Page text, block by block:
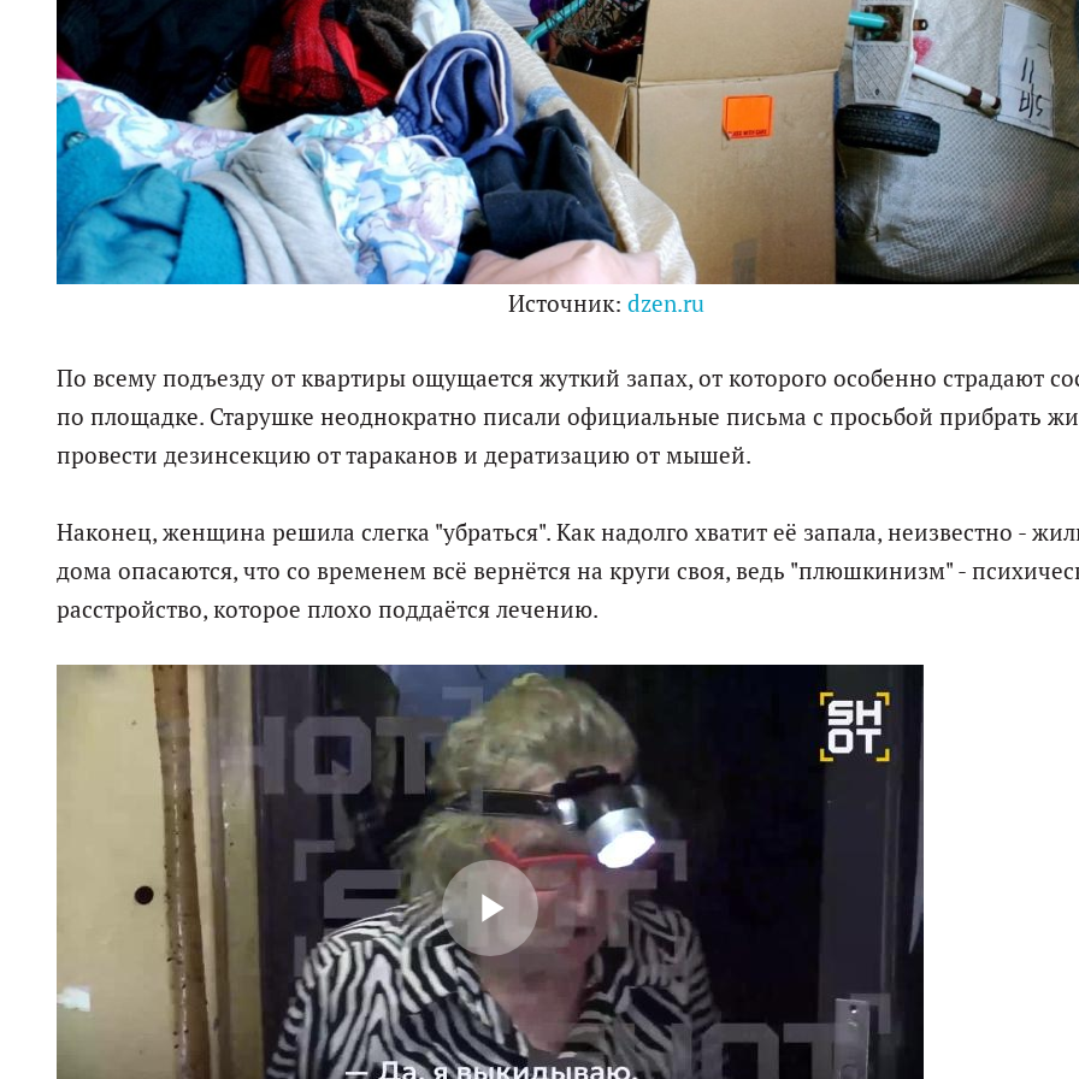
Источник: dzen.ru
По всему подъезду от квартиры ощущается жуткий запах, от которого особенно страдают
по площадке. Старушке неоднократно писали официальные письма с просьбой прибрать
провести дезинсекцию от тараканов и дератизацию от мышей.
Наконец, женщина решила слегка "убраться". Как надолго хватит её запала, неизвестно -
дома опасаются, что со временем всё вернётся на круги своя, ведь "плюшкинизм" -
расстройство, которое плохо поддаётся лечению.
P
l